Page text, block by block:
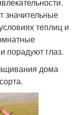
значительные
теплиц и
порадуют глаз.
дома